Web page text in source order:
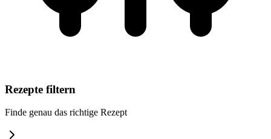
Rezepte filtern
Finde genau das richtige Rezept